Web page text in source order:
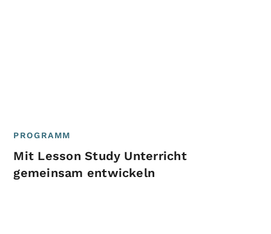
PROGRAMM
Mit Lesson Study Unterricht
gemeinsam entwickeln